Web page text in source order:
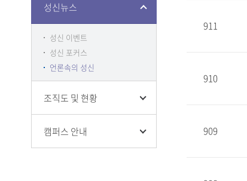
성신뉴스
성신 이벤트
성신 포커스
언론속의 성신
조직도 및 현황
캠퍼스 안내
911
910
909